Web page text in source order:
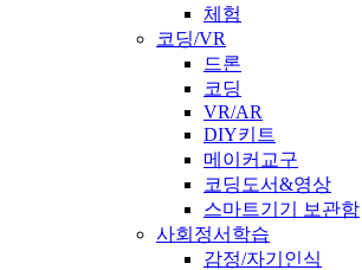
체험
코딩/VR
드론
코딩
VR/AR
DIY키트
메이커교구
코딩도서&영상
스마트기기 보관함
사회정서학습
감정/자기인식